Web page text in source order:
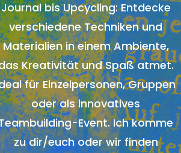
Journal bis Upcycling: Entdecke
verschiedene Techniken und
Materialien in einem Ambiente,
Kreativität und Spaß atmet.
für Einzelpersonen, Gruppen
oder als innovatives
Event. Ich komme
zu dir/euch oder wir finden